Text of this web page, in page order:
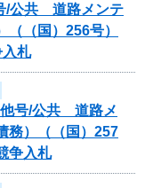
/公共 道路メンテ
（国）256号）
札
他号/公共 道路メ
務）（（国）257
争入札